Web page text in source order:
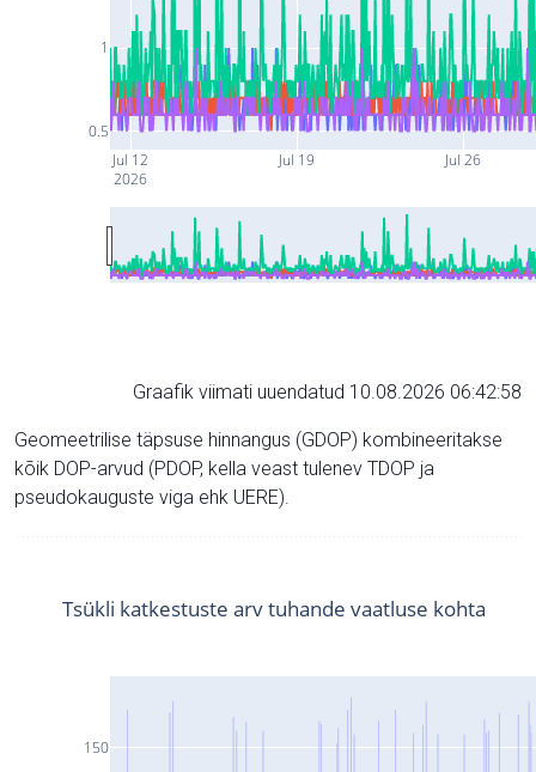
Jul 12
2026
Jul 19 Jul 26
0.5
1
Graafik viimati uuendatud 10.08.2026 06:42:58
Geomeetrilise täpsuse hinnangus (GDOP) kombineeritakse
kõik DOP-arvud (PDOP, kella veast tulenev TDOP ja
pseudokauguste viga ehk UERE).
150
Tsükli katkestuste arv tuhande vaatluse kohta